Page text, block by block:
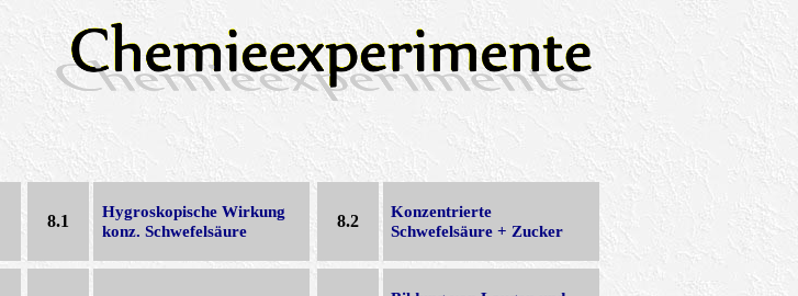
8.1
Hygroskopische Wirkung
konz. Schwefelsäure
8.2
Konzentrierte
Schwefelsäure + Zucker